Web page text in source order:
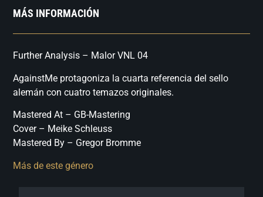
MÁS INFORMACIÓN
Further Analysis – Malor VNL 04
AgainstMe protagoniza la cuarta referencia del sello
alemán con cuatro temazos originales.
Mastered At – GB-Mastering
Cover – Meike Schleuss
Mastered By – Gregor Bromme
Más de este género